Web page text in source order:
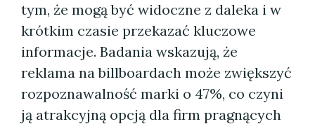
tym, że mogą być widoczne z daleka i w
krótkim czasie przekazać kluczowe
informacje. Badania wskazują, że
reklama na billboardach może zwiększyć
rozpoznawalność marki o 47%, co czyni
ją atrakcyjną opcją dla firm pragnących